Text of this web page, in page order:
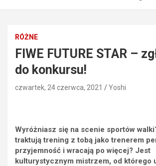
RÓŻNE
FIWE FUTURE STAR –
do konkursu!
czwartek, 24 czerwca, 2021 Yoshi
Wyróżniasz się na scenie sportów
traktują trening z tobą jako trenerem
przyjemność i wracają po więcej? Jest
kulturystycznym mistrzem, od którego